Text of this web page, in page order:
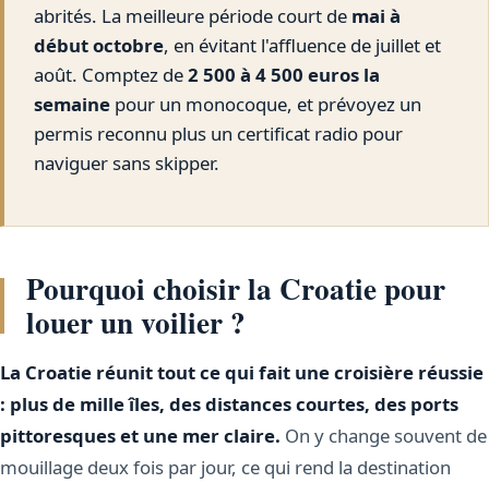
abrités. La meilleure période court de mai à
début octobre, en évitant l'affluence de juillet et
août. Comptez de2 500 à 4 500 euros la
semaine pour un monocoque, et prévoyez un
permis reconnu plus un certificat radio pour
naviguer sans skipper.
Pourquoi choisir la Croatie pour
louer un voilier ?
La Croatie réunit tout ce qui fait une croisière réussie
: plus de mille îles, des distances courtes, des ports
pittoresques et une mer claire. On y change souvent de
mouillage deux fois par jour, ce qui rend la destination